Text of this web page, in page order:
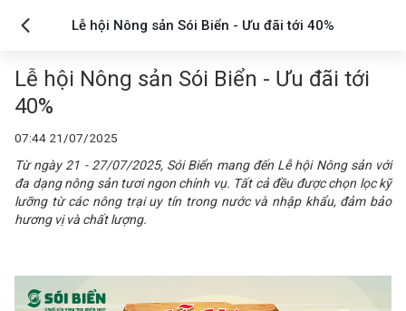
Lễ hội Nông sản Sói Biển - Ưu đãi tới 40%
Lễ hội Nông sản Sói Biển - Ưu đãi tới
40%
07:44 21/07/2025
Từ ngày 21 - 27/07/2025, Sói Biển mang đến Lễ hội Nông sản với
đa dạng nông sản tươi ngon chính vụ. Tất cả đều được chọn lọc kỹ
lưỡng từ các nông trại uy tín trong nước và nhập khẩu, đảm bảo
hương vị và chất lượng.